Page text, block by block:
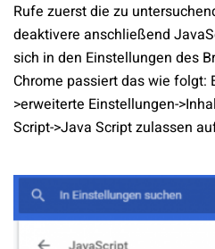
Rufe zuerst die zu
deaktivere anschließend
sich in den Einstellungen des
Chrome passiert das wie folgt:
>erweiterte Einstellungen-
Script->Java Script zulassen